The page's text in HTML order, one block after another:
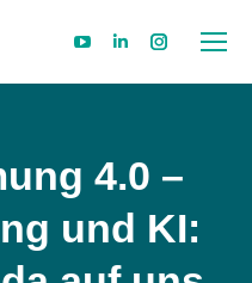
page
new
window
Linkedin
page
new
window
Instagram
page
window
4.0 –
und KI: